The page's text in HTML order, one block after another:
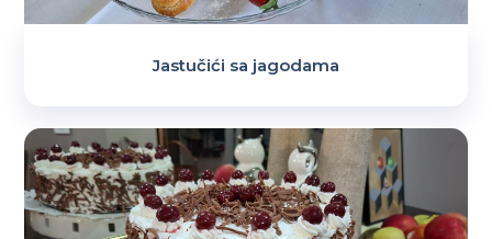
Jastučići sa jagodama